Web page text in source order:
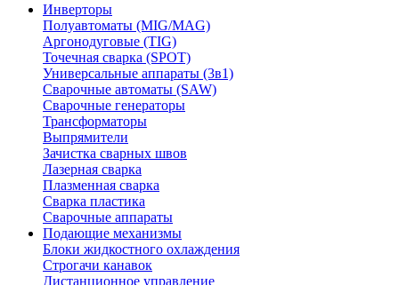
Инверторы
Полуавтоматы (MIG/MAG)
Аргонодуговые (TIG)
Точечная сварка (SPOT)
Универсальные аппараты (3в1)
Сварочные автоматы (SAW)
Сварочные генераторы
Трансформаторы
Выпрямители
Зачистка сварных швов
Лазерная сварка
Плазменная сварка
Сварка пластика
Сварочные аппараты
Подающие механизмы
Блоки жидкостного охлаждения
Строгачи канавок
Дистанционное управление